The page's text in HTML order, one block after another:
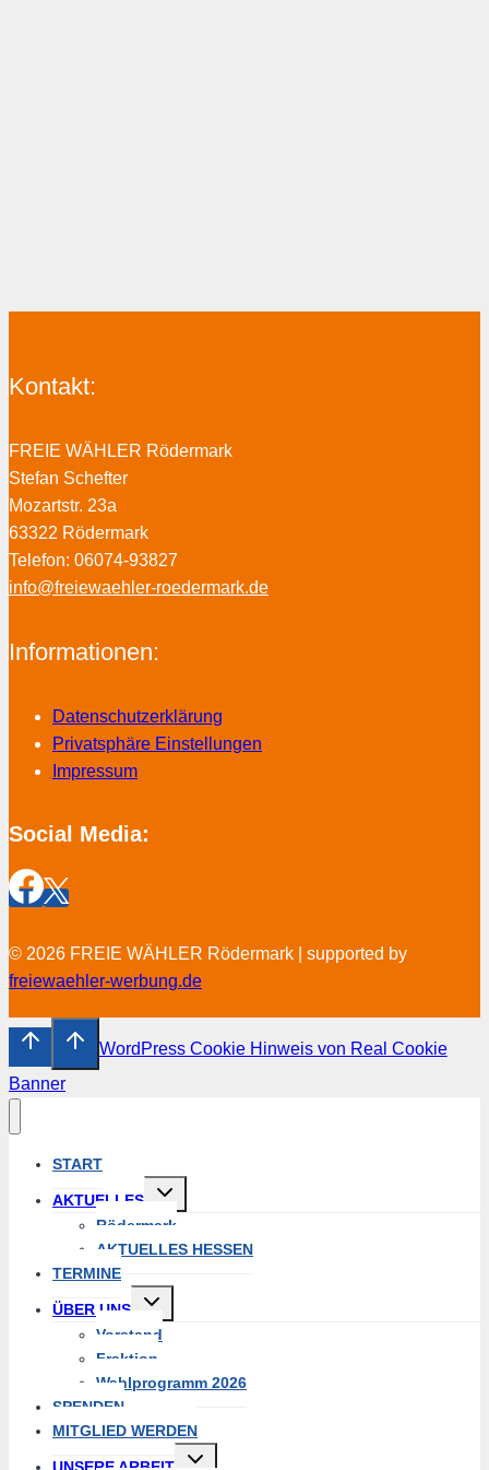
Kontakt:
FREIE WÄHLER Rödermark
Stefan Schefter
Mozartstr. 23a
63322 Rödermark
Telefon: 06074-93827
info@freiewaehler-roedermark.de
Informationen:
Datenschutzerklärung
Privatsphäre Einstellungen
Impressum
Social Media:
© 2026 FREIE WÄHLER Rödermark | supported by
freiewaehler-werbung.de
WordPress Cookie Hinweis von Real Cookie
Banner
START
AKTUELLES
Untermenü
Rödermark
AKTUELLES HESSEN
TERMINE
ÜBER UNS
Untermenü
Vorstand
Fraktion
Wahlprogramm 2026
SPENDEN
MITGLIED WERDEN
Untermenü